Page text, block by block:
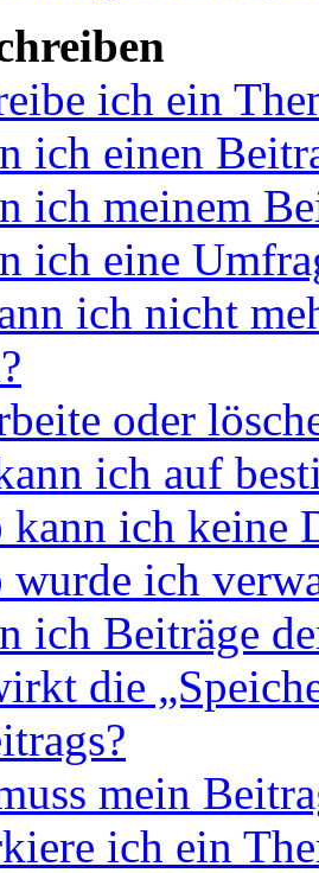
ich ein
ich einen
ich meinem
ich eine
ich nicht
oder
ich auf
kann ich keine
wurde ich
ich Beiträge
die
mein
ich ein